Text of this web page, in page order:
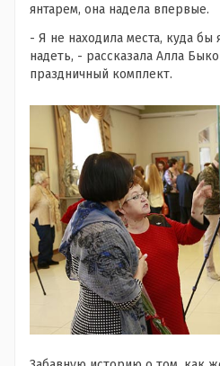
янтарем, она надела впервые.
- Я не находила места, куда бы
надеть, - рассказала Алла
праздничный комплект.